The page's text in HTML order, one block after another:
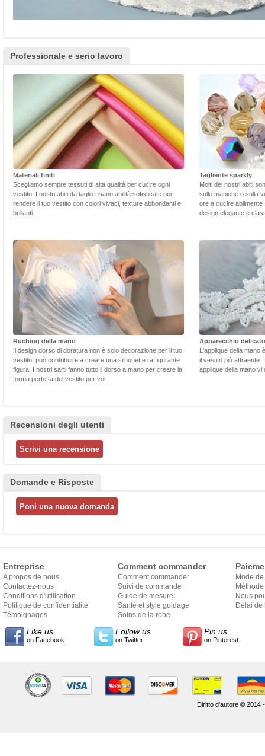
Professionale e serio lavoro
Materiali finiti
Scegliamo sempre tessuti di alta qualità per cucire ogni
vestito. I nostri abiti da taglio usano abilità sofisticate per
rendere il tuo vestito con colori vivaci, texture abbondanti e
brillanti.
Tagliente sparkly
Molti dei nostri abiti
sulle maniche o sulla
ore a cucire
design elegante e
Ruching della mano
Il design dorso di doratura non è solo decorazione per il tuo
vestito, può contribuire a creare una silhouette raffigurante
figura. I nostri sarti fanno tutto il dorso a mano per creare la
forma perfetta del vestito per voi.
Apparecchio delicato
L'applique della
il vestito più attraente.
applique della mano
Recensioni degli utenti
Domande e Risposte
Entreprise
A propos de nous
Contactez-nous
Conditions d'utilisation
Politique de confidentialité
Témoignages
Comment commander
Comment commander
Suivi de commande
Guide de mesure
Santé et style guidage
Soins de la robe
Mode
Nous
Délai de
Like us
on Facebook
Follow us
on Twitter
Pin us
on Pinterest
Diritto d'autore © 2014